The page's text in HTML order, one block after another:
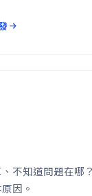
不知道問題在哪
因。